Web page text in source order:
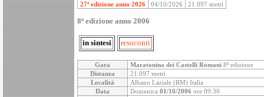
27ª edizione anno 2026
04/10/2026 21.097 metri
8ª edizione anno 2006
in sintesi resoconti
Gara Maratonina dei Castelli Romani 8ª edizione
Distanza
21.097 metri
Località
Albano Laziale (RM) Italia
Data
Domenica 01/10/2006 ore 09:30